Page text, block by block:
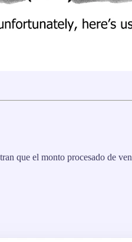
que el monto procesado de